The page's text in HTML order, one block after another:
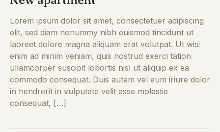
Lorem ipsum dolor sit amet, consectetuer adipiscing
elit, sed diam nonummy nibh euismod tincidunt ut
laoreet dolore magna aliquam erat volutpat. Ut wisi
enim ad minim veniam, quis nostrud exerci tation
ullamcorper suscipit lobortis nisl ut aliquip ex ea
commodo consequat. Duis autem vel eum iriure dolor
in hendrerit in vulputate velit esse molestie
consequat, […]